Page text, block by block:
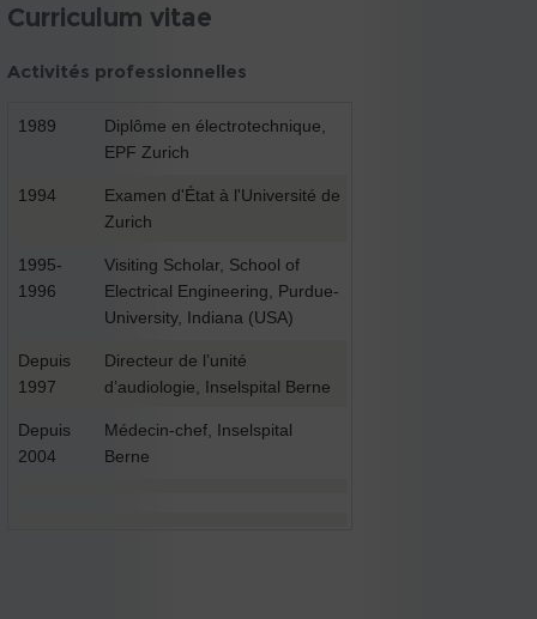
Curriculum vitae
Activités professionnelles
1989
Diplôme en électrotechnique,
EPF Zurich
1994
Examen d'État à l'Université de
Zurich
1995-
1996
Visiting Scholar, School of
Electrical Engineering, Purdue-
University, Indiana (USA)
Depuis
1997
Directeur de l’unité
d’audiologie, Inselspital Berne
Depuis
2004
Médecin-chef, Inselspital
Berne